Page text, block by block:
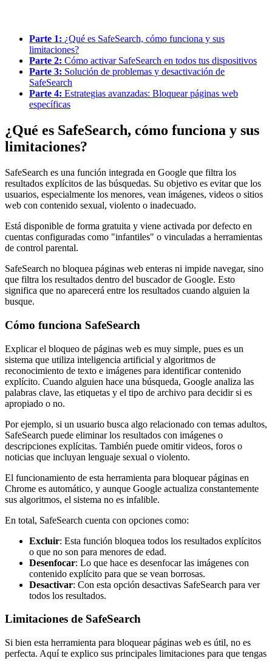
Parte 1: ¿Qué es SafeSearch, cómo funciona y sus
limitaciones?
Parte 2: Cómo activar SafeSearch en todos tus dispositivos
Parte 3: Solución de problemas y desactivación de
SafeSearch
Parte 4: Estrategias avanzadas: Bloquear páginas web
específicas
¿Qué es SafeSearch, cómo funciona y sus
limitaciones?
SafeSearch es una función integrada en Google que filtra los
resultados explícitos de las búsquedas. Su objetivo es evitar que los
usuarios, especialmente los menores, vean imágenes, videos o sitios
web con contenido sexual, violento o inadecuado.
Está disponible de forma gratuita y viene activada por defecto en
cuentas configuradas como "infantiles" o vinculadas a herramientas
de control parental.
SafeSearch no bloquea páginas web enteras ni impide navegar, sino
que filtra los resultados dentro del buscador de Google. Esto
significa que no aparecerá entre los resultados cuando alguien la
busque.
Cómo funciona SafeSearch
Explicar el bloqueo de páginas web es muy simple, pues es un
sistema que utiliza inteligencia artificial y algoritmos de
reconocimiento de texto e imágenes para identificar contenido
explícito. Cuando alguien hace una búsqueda, Google analiza las
palabras clave, las etiquetas y el tipo de archivo para decidir si es
apropiado o no.
Por ejemplo, si un usuario busca algo relacionado con temas adultos,
SafeSearch puede eliminar los resultados con imágenes o
descripciones explícitas. También puede omitir videos, foros o
noticias que incluyan lenguaje sexual o violento.
El funcionamiento de esta herramienta para bloquear páginas en
Chrome es automático, y aunque Google actualiza constantemente
sus algoritmos, el sistema no es infalible.
En total, SafeSearch cuenta con opciones como:
Excluir: Esta función bloquea todos los resultados explícitos
o que no son para menores de edad.
Desenfocar: Lo que hace es desenfocar las imágenes con
contenido explícito para que se vean borrosas.
Desactivar: Con esta opción desactivas SafeSearch para ver
todos los resultados.
Limitaciones de SafeSearch
Si bien esta herramienta para bloquear páginas web es útil, no es
perfecta. Aquí te explico sus principales limitaciones para que tengas